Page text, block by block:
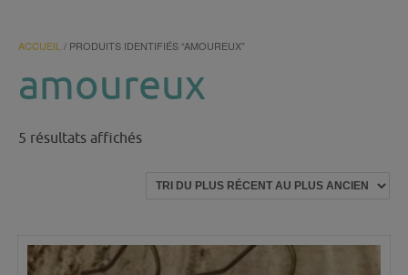
ACCUEIL / PRODUITS IDENTIFIÉS “AMOUREUX”
amoureux
5 résultats affichésTrié
plus
plus